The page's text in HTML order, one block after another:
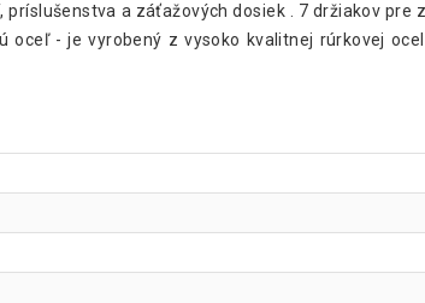
a záťažových dosiek . 7 držiakov pre
- je vyrobený z vysoko kvalitnej rúrkovej